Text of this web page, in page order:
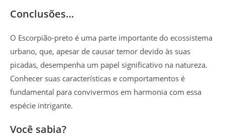
Conclusões…
O Escorpião-preto é uma parte importante do ecossistema
urbano, que, apesar de causar temor devido às suas
picadas, desempenha um papel significativo na natureza.
Conhecer suas características e comportamentos é
fundamental para convivermos em harmonia com essa
espécie intrigante.
Você sabia?